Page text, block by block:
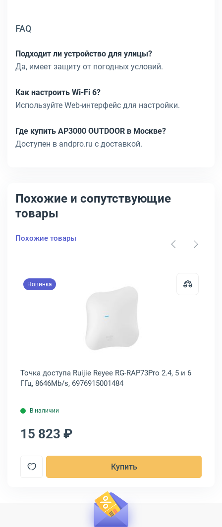
FAQ
Подходит ли устройство для улицы?
Да, имеет защиту от погодных условий.
Как настроить Wi-Fi 6?
Используйте Web-интерфейс для настройки.
Где купить AP3000 OUTDOOR в Москве?
Доступен в andpro.ru с доставкой.
Похожие и сопутствующие
товары
Похожие товары
Новинка
Точка доступа Ruijie Reyee RG-RAP73Pro 2.4, 5 и 6
ГГц, 8646Mb/s, 6976915001484
В наличии
15 823 ₽
Купить